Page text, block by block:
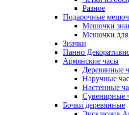
Разное
Подарочные
Мешочки
Мешочки для
Значки
Панно
Армянские часы
Деревянные
Наручные
Настенные
Сувенирные
Бочки деревянные